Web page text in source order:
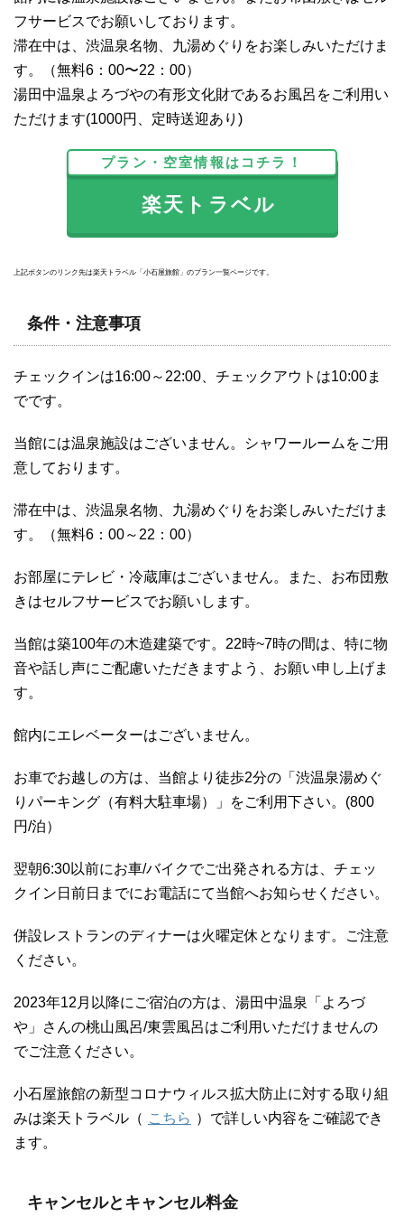
フサービスでお願いしております。
滞在中は、渋温泉名物、九湯めぐりをお楽しみいただけま
す。（無料6：00〜22：00）
湯田中温泉よろづやの有形文化財であるお風呂をご利用い
ただけます(1000円、定時送迎あり)
プラン・空室情報はコチラ！
楽天トラベル
上記ボタンのリンク先は楽天トラベル「小石屋旅館」のプラン一覧ページです。
条件・注意事項
チェックインは16:00～22:00、チェックアウトは10:00ま
でです。
当館には温泉施設はございません。シャワールームをご用
意しております。
滞在中は、渋温泉名物、九湯めぐりをお楽しみいただけま
す。（無料6：00～22：00）
お部屋にテレビ・冷蔵庫はございません。また、お布団敷
きはセルフサービスでお願いします。
当館は築100年の木造建築です。22時~7時の間は、特に物
音や話し声にご配慮いただきますよう、お願い申し上げま
す。
館内にエレベーターはございません。
お車でお越しの方は、当館より徒歩2分の「渋温泉湯めぐ
りパーキング（有料大駐車場）」をご利用下さい。(800
円/泊）
翌朝6:30以前にお車/バイクでご出発される方は、チェッ
クイン日前日までにお電話にて当館へお知らせください。
併設レストランのディナーは火曜定休となります。ご注意
ください。
2023年12月以降にご宿泊の方は、湯田中温泉「よろづ
や」さんの桃山風呂/東雲風呂はご利用いただけませんの
でご注意ください。
小石屋旅館の新型コロナウィルス拡大防止に対する取り組
みは楽天トラベル（ こちら ）で詳しい内容をご確認でき
ます。
キャンセルとキャンセル料金